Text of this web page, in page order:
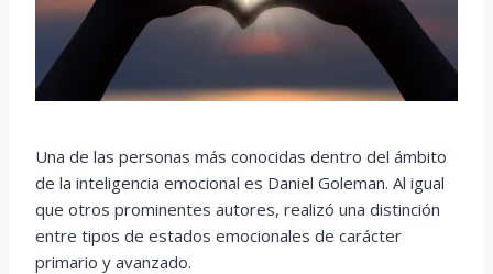
Una de las personas más conocidas dentro del ámbito
de la inteligencia emocional es Daniel Goleman. Al igual
que otros prominentes autores, realizó una distinción
entre tipos de estados emocionales de carácter
primario y avanzado.